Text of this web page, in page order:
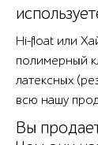
Hi-float или
полимерный
латексных
всю нашу
Вы